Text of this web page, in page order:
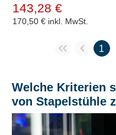
143,28 €
170,50 € inkl. MwSt.
1
Welche Kriterien
von Stapelstühle